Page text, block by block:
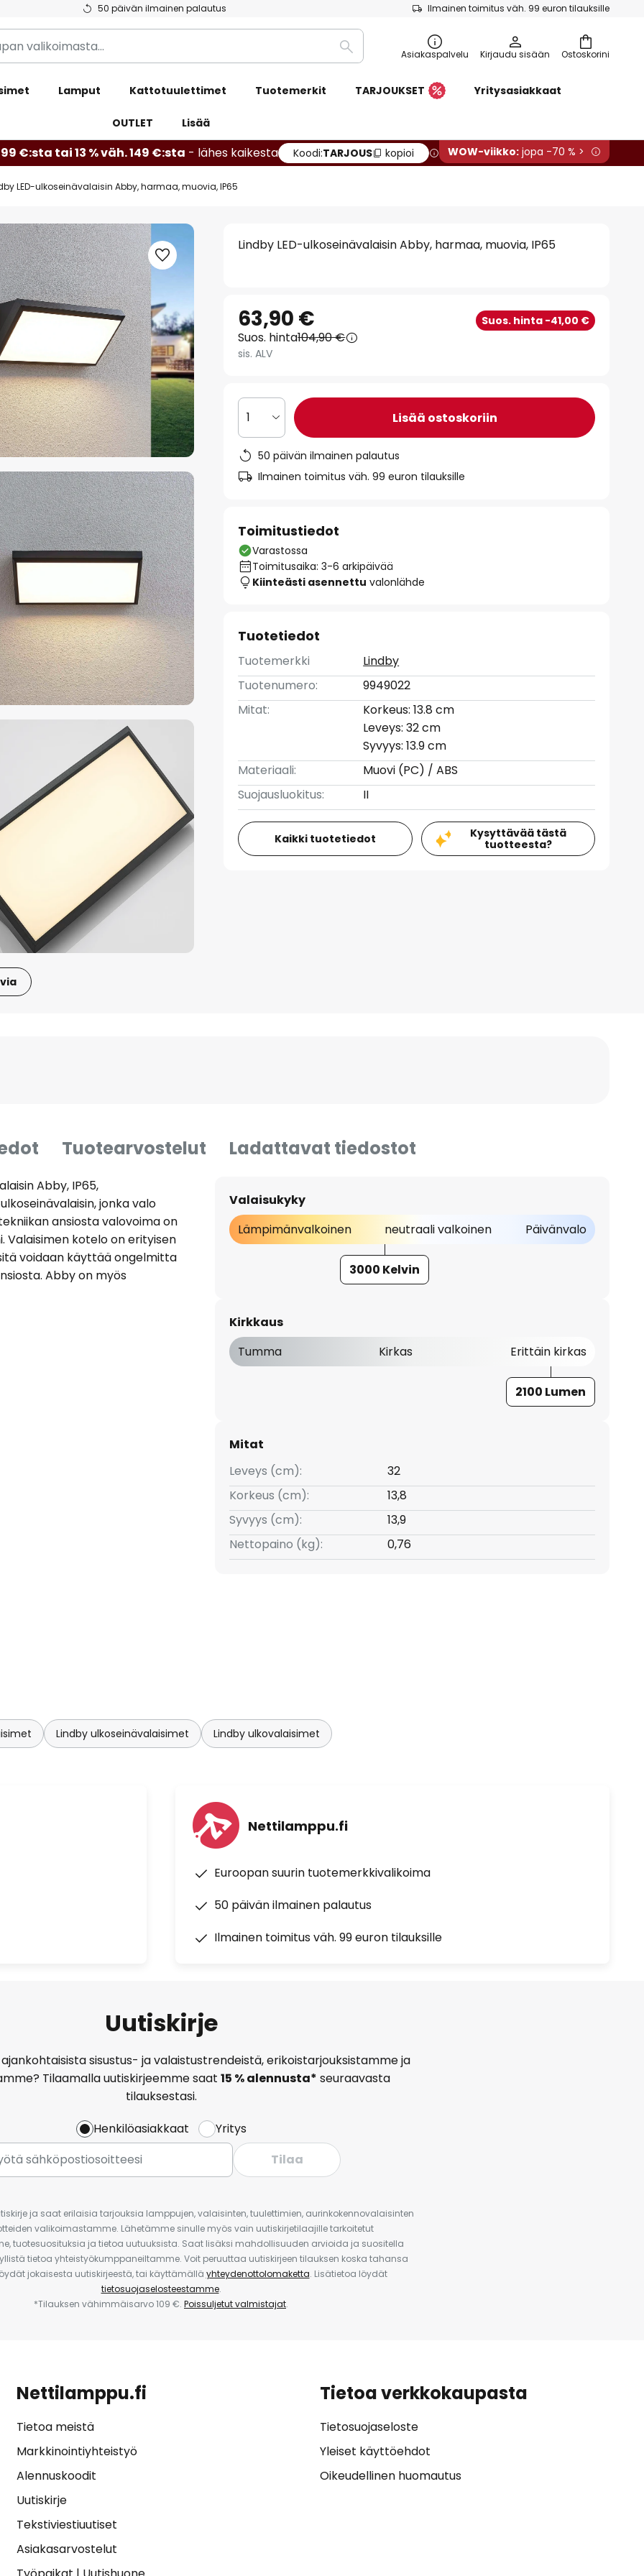
50 päivän ilmainen palautus Ilmainen toimitus väh. 99 euron tilauksille
Ostoskorini
Etsi Asiakaspalvelu Kirjaudu sisään
Lamput Kattotuulettimet Tuotemerkit TARJOUKSET Yritysasiakkaat
OUTLET Lisää
€:sta tai 13 % väh. 149 €:sta - lähes kaikesta Koodi:TARJOUS kopioi WOW-viikko: jopa -70 % >
LED-ulkoseinävalaisin Abby, harmaa, muovia, IP65
Lindby LED-ulkoseinävalaisin Abby, harmaa, muovia, IP65
63,90 € Suos. hinta -41,00 €
Suos. hinta104,90 €
sis. ALV
1 Lisää ostoskoriin
50 päivän ilmainen palautus
Ilmainen toimitus väh. 99 euron tilauksille
Toimitustiedot
Varastossa
Toimitusaika: 3-6 arkipäivää
Kiinteästi asennettu valonlähde
Tuotetiedot
Tuotemerkki
Lindby
Tuotenumero:
9949022
Mitat:
Korkeus: 13.8 cm
Leveys: 32 cm
Syvyys: 13.9 cm
Materiaali:
Muovi (PC) / ABS
Suojausluokitus:
II
Kaikki tuotetiedot
Kysyttävää tästä
tuotteesta?
Tuotearvostelut Ladattavat tiedostot
Abby, IP65,
jonka valo
ansiosta valovoima on
Valaisimen kotelo on erityisen
voidaan käyttää ongelmitta
Abby on myös
joten se voidaan
Valaisukyky
Lämpimänvalkoinen
neutraali valkoinen Päivänvalo
3000 Kelvin
Kirkkaus
Tumma
Kirkas Erittäin kirkas
2100 Lumen
Mitat
Leveys (cm):
32
Korkeus (cm):
13,8
Syvyys (cm):
13,9
Nettopaino (kg):
0,76
Lindby ulkoseinävalaisimet Lindby ulkovalaisimet
Nettilamppu.fi
Euroopan suurin tuotemerkkivalikoima
50 päivän ilmainen palautus
Ilmainen toimitus väh. 99 euron tilauksille
Uutiskirje
sisustus- ja valaistustrendeistä, erikoistarjouksistamme ja
Tilaamalla uutiskirjeemme saat 15 % alennusta* seuraavasta
tilauksestasi.
Henkilöasiakkaat
Yritys
Tilaa
ja saat erilaisia tarjouksia lamppujen, valaisinten, tuulettimien, aurinkokennovalaisinten
valikoimastamme. Lähetämme sinulle myös vain uutiskirjetilaajille tarkoitetut
tuotesuosituksia ja tietoa uutuuksista. Saat lisäksi mahdollisuuden arvioida ja suositella
tietoa yhteistyökumppaneiltamme. Voit peruuttaa uutiskirjeen tilauksen koska tahansa
jokaisesta uutiskirjeestä, tai käyttämällä yhteydenottolomaketta. Lisätietoa löydät
tietosuojaselosteestamme.
*Tilauksen vähimmäisarvo 109 €. Poissuljetut valmistajat.
Nettilamppu.fi
Tietoa meistä
Markkinointiyhteistyö
Alennuskoodit
Uutiskirje
Tekstiviestiuutiset
Asiakasarvostelut
Tietoa verkkokaupasta
Tietosuojaseloste
Yleiset käyttöehdot
Oikeudellinen huomautus